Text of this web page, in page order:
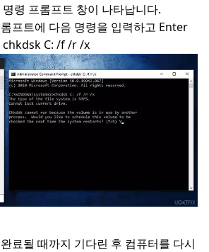
령 프롬프트 창이 나타납니다.
프트에 다음 명령을 입력하고 Enter
chkdsk C: /f /r /x
료될 때까지 기다린 후 컴퓨터를 다시